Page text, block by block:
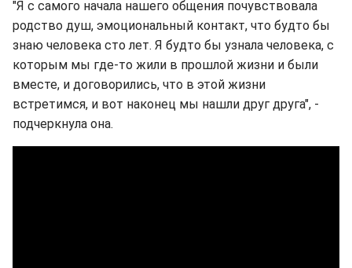
"Я с самого начала нашего общения почувствовала
родство душ, эмоциональный контакт, что будто бы
знаю человека сто лет. Я будто бы узнала человека, с
которым мы где-то жили в прошлой жизни и были
вместе, и договорились, что в этой жизни
встретимся, и вот наконец мы нашли друг друга", -
подчеркнула она.